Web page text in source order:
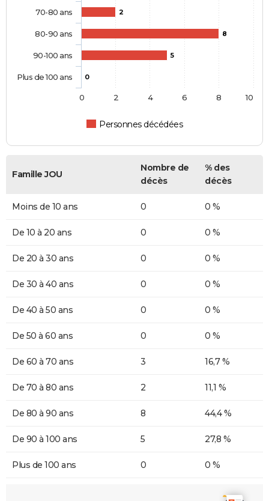
2
8
5
0
Personnes décédées
70-80 ans
80-90 ans
90-100 ans
Plus de 100 ans
0 2 4 6 8 10
Famille JOU
Nombre de
décès
% des
décès
Moins de 10 ans 0 0 %
De 10 à 20 ans 0 0 %
De 20 à 30 ans 0 0 %
De 30 à 40 ans 0 0 %
De 40 à 50 ans 0 0 %
De 50 à 60 ans 0 0 %
De 60 à 70 ans 3 16,7 %
De 70 à 80 ans 2 11,1 %
De 80 à 90 ans 8 44,4 %
De 90 à 100 ans 5 27,8 %
Plus de 100 ans 0 0 %